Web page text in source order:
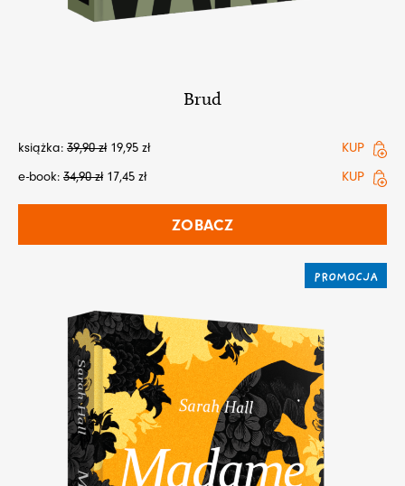
Brud
książka: 39,90zł 19,95 zł
KUP
e-book: 34,90zł 17,45 zł KUP
ZOBACZ
PROMOCJA